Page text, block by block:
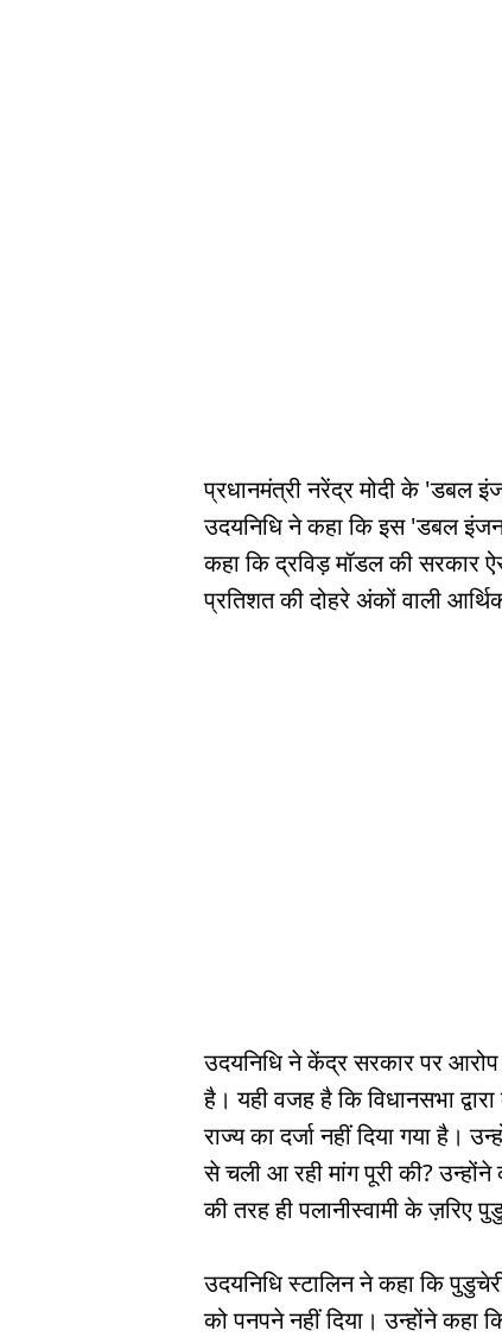
प्रधानमंत्री नरेंद्र मोदी के 'डबल
उदयनिधि ने कहा कि इस 'डबल
कहा कि द्रविड़ मॉडल की सरकार
प्रतिशत की दोहरे अंकों वाली
उदयनिधि ने केंद्र सरकार पर
है। यही वजह है कि विधानसभा
राज्य का दर्जा नहीं दिया गया है।
से चली आ रही मांग पूरी की?
की तरह ही पलानीस्वामी के ज़रिए
उदयनिधि स्टालिन ने कहा कि
को पनपने नहीं दिया। उन्होंने